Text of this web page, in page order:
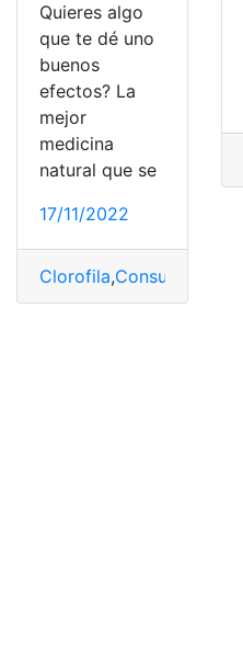
Quieres algo
que te dé uno
buenos
efectos? La
mejor
medicina
natural que se
17/11/2022
Clorofila,Consumo